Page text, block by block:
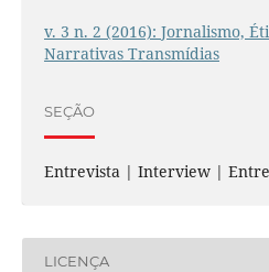
v. 3 n. 2 (2016): Jornalismo,
Narrativas Transmídias
SEÇÃO
Entrevista | Interview |
LICENÇA